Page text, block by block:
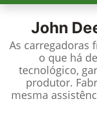
John
As carregadoras
o que há
tecnológico,
produtor.
mesma